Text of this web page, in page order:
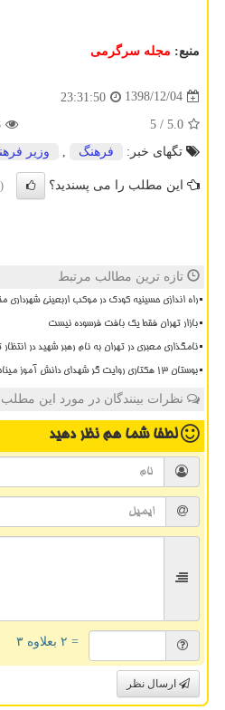
منبع: مجله سرگرمی
1398/12/04
23:31:50
5.0
/ 5
تگهای خبر:
فرهنگ وزیر
این مطلب را می پسندید؟ (1)
تازه ترین مطالب مرتبط
راه اندازی حسینیه کودک در موکب اربعینی شهرداری
بازار تهران فقط یک بافت فرسوده نیست
نامگذاری معبری در تهران به نام رهبر شهید در انتظار
بوستان 13 هکتاری روایت گر شهدای دانش آموز میناب می شود
نظرات بینندگان در مورد این مطلب
لطفا شما همنظر دهید
= ۲ بعلاوه ۳
ارسال نظر